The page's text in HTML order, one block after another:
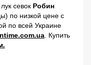
севок Робин
по низкой цене с
по всей Украине
.com.ua . Купить